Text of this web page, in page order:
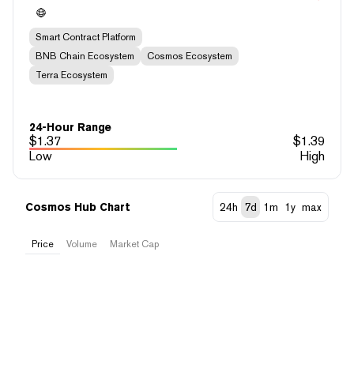
Smart Contract Platform
BNB Chain Ecosystem
Cosmos Ecosystem
Terra Ecosystem
24-Hour Range
$1.37 $1.39
Low
High
Cosmos Hub Chart 24h 7d 1m 1y max
Price Volume Market Cap